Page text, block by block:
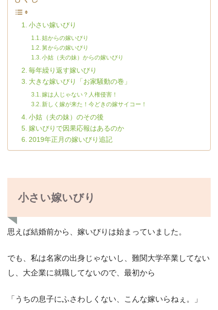
小さい嫁いびり
姑からの嫁いびり
舅からの嫁いびり
小姑（夫の妹）からの嫁いびり
毎年繰り返す嫁いびり
大きな嫁いびり「お家騒動の巻」
嫁は人じゃない？人権侵害！
新しく嫁が来た！今どきの嫁サイコー！
小姑（夫の妹）のその後
嫁いびりで因果応報はあるのか
2019年正月の嫁いびり追記
小さい嫁いびり
思えば結婚前から、嫁いびりは始まっていました。
でも、私は名家の出身じゃないし、難関大学卒業してない
し、大企業に就職してないので、最初から
「うちの息子にふさわしくない、こんな嫁いらねぇ。」